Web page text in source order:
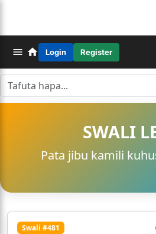
Login Register
SWALI
Pata jibu kamili
Swali #481